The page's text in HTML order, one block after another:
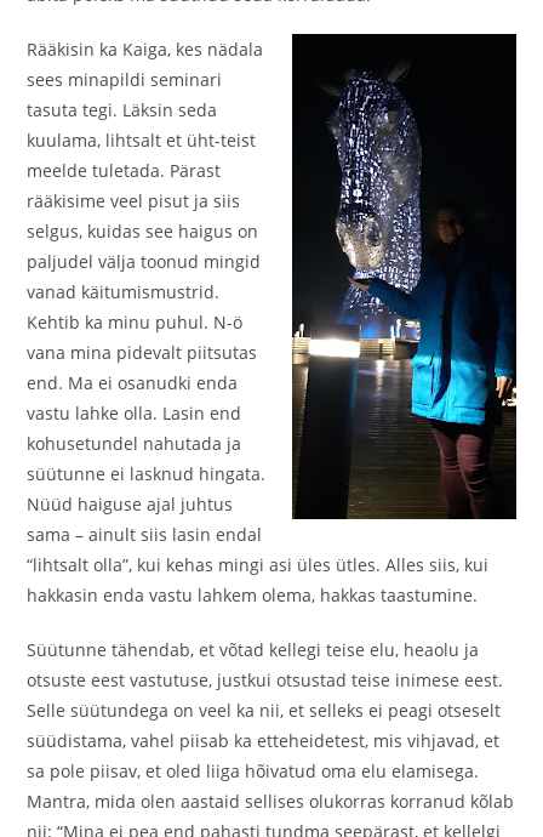
Rääkisin ka Kaiga, kes nädala
sees minapildi seminari
tasuta tegi. Läksin seda
kuulama, lihtsalt et üht-teist
meelde tuletada. Pärast
rääkisime veel pisut ja siis
selgus, kuidas see haigus on
paljudel välja toonud mingid
vanad käitumismustrid.
Kehtib ka minu puhul. N-ö
vana mina pidevalt piitsutas
end. Ma ei osanudki enda
vastu lahke olla. Lasin end
kohusetundel nahutada ja
süütunne ei lasknud hingata.
Nüüd haiguse ajal juhtus
sama – ainult siis lasin endal
“lihtsalt olla”, kui kehas mingi asi üles ütles. Alles siis, kui
hakkasin enda vastu lahkem olema, hakkas taastumine.
Süütunne tähendab, et võtad kellegi teise elu, heaolu ja
otsuste eest vastutuse, justkui otsustad teise inimese eest.
Selle süütundega on veel ka nii, et selleks ei peagi otseselt
süüdistama, vahel piisab ka etteheidetest, mis vihjavad, et
sa pole piisav, et oled liiga hõivatud oma elu elamisega.
Mantra, mida olen aastaid sellises olukorras korranud kõlab
nii: “Mina ei pea end pahasti tundma seepärast, et kellelgi